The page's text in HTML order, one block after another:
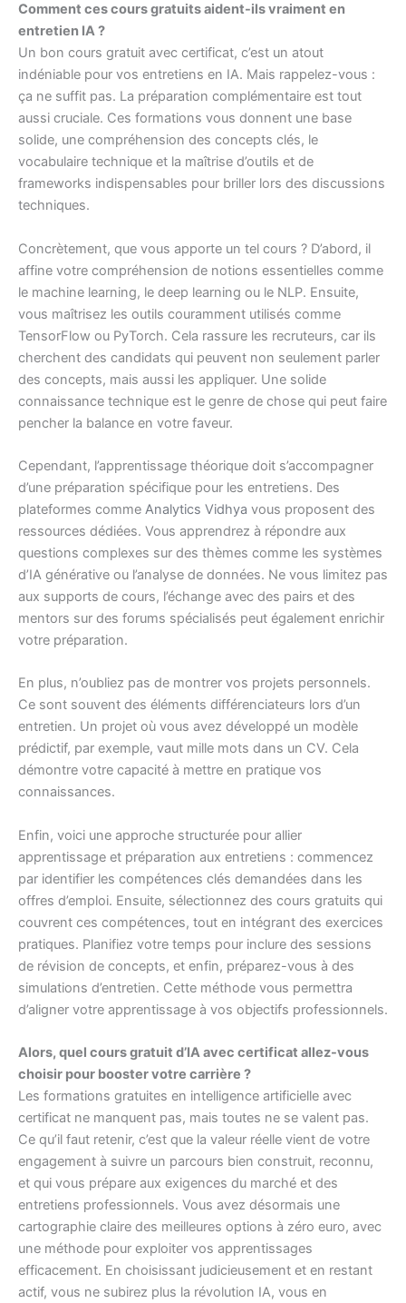
Comment ces cours gratuits aident-ils vraiment en
entretien IA ?
Un bon cours gratuit avec certificat, c’est un atout
indéniable pour vos entretiens en IA. Mais rappelez-vous :
ça ne suffit pas. La préparation complémentaire est tout
aussi cruciale. Ces formations vous donnent une base
solide, une compréhension des concepts clés, le
vocabulaire technique et la maîtrise d’outils et de
frameworks indispensables pour briller lors des discussions
techniques.
Concrètement, que vous apporte un tel cours ? D’abord, il
affine votre compréhension de notions essentielles comme
le machine learning, le deep learning ou le NLP. Ensuite,
vous maîtrisez les outils couramment utilisés comme
TensorFlow ou PyTorch. Cela rassure les recruteurs, car ils
cherchent des candidats qui peuvent non seulement parler
des concepts, mais aussi les appliquer. Une solide
connaissance technique est le genre de chose qui peut faire
pencher la balance en votre faveur.
Cependant, l’apprentissage théorique doit s’accompagner
d’une préparation spécifique pour les entretiens. Des
plateformes comme Analytics Vidhya vous proposent des
ressources dédiées. Vous apprendrez à répondre aux
questions complexes sur des thèmes comme les systèmes
d’IA générative ou l’analyse de données. Ne vous limitez pas
aux supports de cours, l’échange avec des pairs et des
mentors sur des forums spécialisés peut également enrichir
votre préparation.
En plus, n’oubliez pas de montrer vos projets personnels.
Ce sont souvent des éléments différenciateurs lors d’un
entretien. Un projet où vous avez développé un modèle
prédictif, par exemple, vaut mille mots dans un CV. Cela
démontre votre capacité à mettre en pratique vos
connaissances.
Enfin, voici une approche structurée pour allier
apprentissage et préparation aux entretiens : commencez
par identifier les compétences clés demandées dans les
offres d’emploi. Ensuite, sélectionnez des cours gratuits qui
couvrent ces compétences, tout en intégrant des exercices
pratiques. Planifiez votre temps pour inclure des sessions
de révision de concepts, et enfin, préparez-vous à des
simulations d’entretien. Cette méthode vous permettra
d’aligner votre apprentissage à vos objectifs professionnels.
Alors, quel cours gratuit d’IA avec certificat allez-vous
choisir pour booster votre carrière ?
Les formations gratuites en intelligence artificielle avec
certificat ne manquent pas, mais toutes ne se valent pas.
Ce qu’il faut retenir, c’est que la valeur réelle vient de votre
engagement à suivre un parcours bien construit, reconnu,
et qui vous prépare aux exigences du marché et des
entretiens professionnels. Vous avez désormais une
cartographie claire des meilleures options à zéro euro, avec
une méthode pour exploiter vos apprentissages
efficacement. En choisissant judicieusement et en restant
actif, vous ne subirez plus la révolution IA, vous en